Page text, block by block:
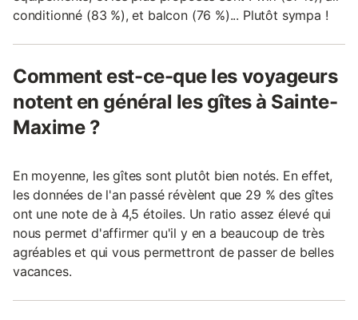
conditionné (83 %), et balcon (76 %)... Plutôt sympa !
Comment est-ce-que les voyageurs
notent en général les gîtes à Sainte-
Maxime ?
En moyenne, les gîtes sont plutôt bien notés. En effet,
les données de l'an passé révèlent que 29 % des gîtes
ont une note de à 4,5 étoiles. Un ratio assez élevé qui
nous permet d'affirmer qu'il y en a beaucoup de très
agréables et qui vous permettront de passer de belles
vacances.